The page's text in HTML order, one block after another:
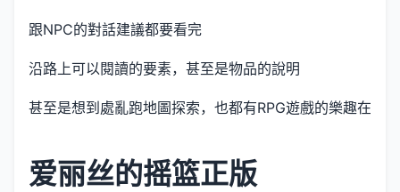
跟NPC的對話建議都要看完
沿路上可以閱讀的要素，甚至是物品的說明
甚至是想到處亂跑地圖探索，也都有RPG遊戲的樂趣在
爱丽丝的摇篮正版